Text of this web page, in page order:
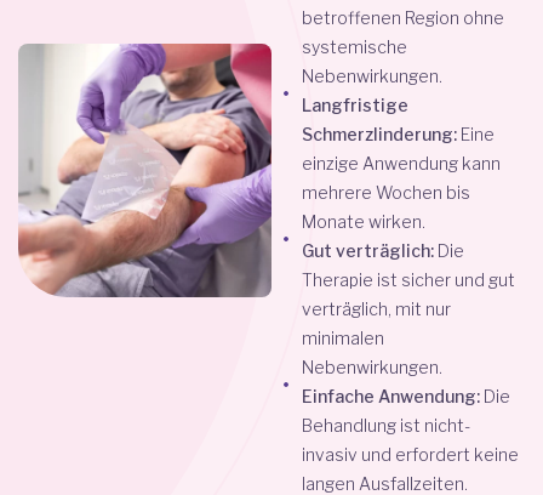
betroffenen Region ohne
systemische
Nebenwirkungen.
Langfristige
Schmerzlinderung: Eine
einzige Anwendung kann
mehrere Wochen bis
Monate wirken.
Gut verträglich: Die
Therapie ist sicher und gut
verträglich, mit nur
minimalen
Nebenwirkungen.
Einfache Anwendung: Die
Behandlung ist nicht-
invasiv und erfordert keine
langen Ausfallzeiten.